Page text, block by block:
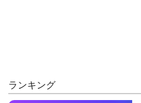
ランキング